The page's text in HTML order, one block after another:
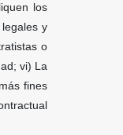
los
y
o
vi) La
fines